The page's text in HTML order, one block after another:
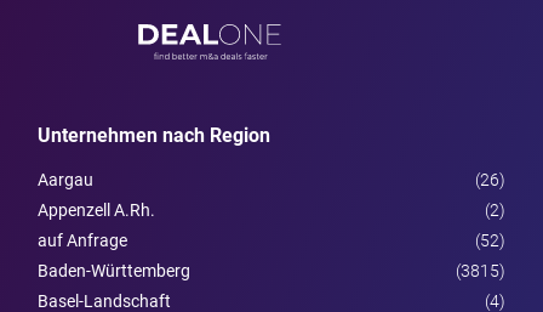
Unternehmen nach Region
Aargau
(26)
Appenzell A.Rh.
(2)
auf Anfrage
(52)
Baden-Württemberg
(3815)
Basel-Landschaft
(4)